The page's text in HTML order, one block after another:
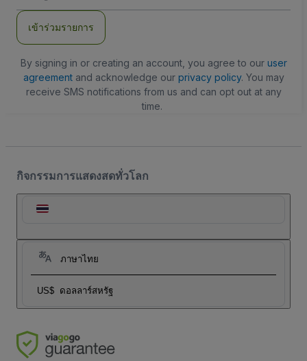
เข้าร่วมรายการ
By signing in or creating an account, you agree to our user
agreementand acknowledge our privacy policy. You may
receive SMS notifications from us and can opt out at any
time.
กิจกรรมการแสดงสดทั่วโลก
ภาษาไทย
US$ ดอลลาร์สหรัฐ